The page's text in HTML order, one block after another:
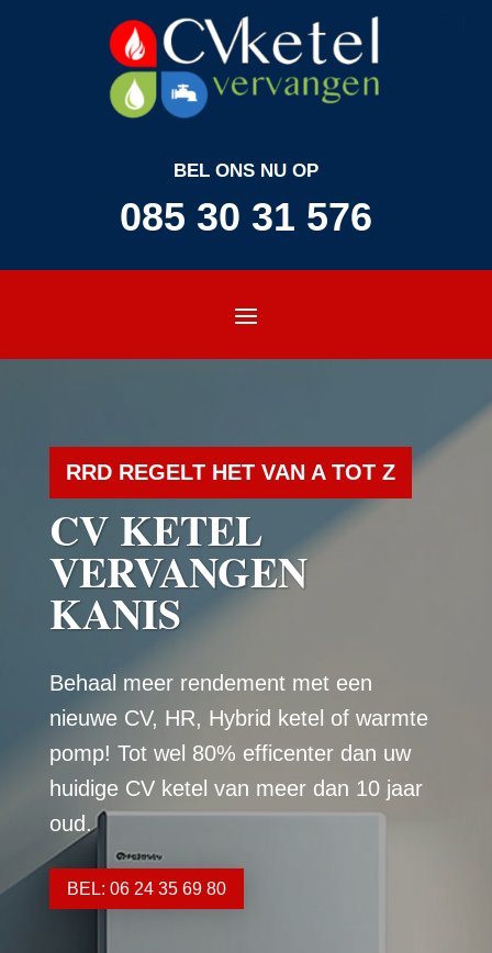
BEL ONS NU OP
085 30 31 576
RRD REGELT HET VAN A TOT Z
CV KETEL
VERVANGEN
KANIS
Behaal meer rendement met een
nieuwe CV, HR, Hybrid ketel of warmte
pomp! Tot wel 80% efficenter dan uw
huidige CV ketel van meer dan 10 jaar
oud.
BEL: 06 24 35 69 80